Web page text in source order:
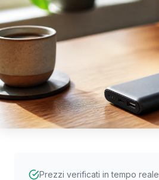
Prezzi verificati in tempo reale